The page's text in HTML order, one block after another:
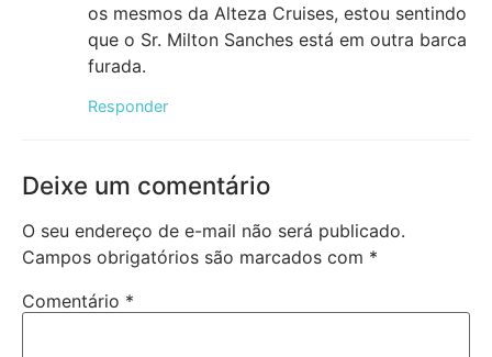
os mesmos da Alteza Cruises, estou sentindo
que o Sr. Milton Sanches está em outra barca
furada.
Responder
Deixe um comentário
O seu endereço de e-mail não será publicado.
Campos obrigatórios são marcados com *
Comentário *